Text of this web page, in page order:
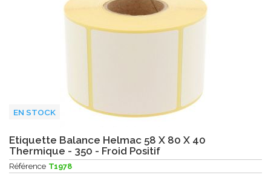
EN STOCK
Etiquette Balance Helmac 58 X 80 X 40
Thermique - 350 - Froid Positif
Référence T1978